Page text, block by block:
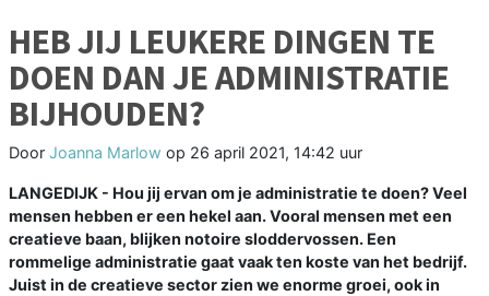
HEB JIJ LEUKERE DINGEN TE
DOEN DAN JE ADMINISTRATIE
BIJHOUDEN?
Door Joanna Marlow op 26 april 2021, 14:42 uur
LANGEDIJK - Hou jij ervan om je administratie te doen? Veel
mensen hebben er een hekel aan. Vooral mensen met een
creatieve baan, blijken notoire sloddervossen. Een
rommelige administratie gaat vaak ten koste van het bedrijf.
Juist in de creatieve sector zien we enorme groei, ook in